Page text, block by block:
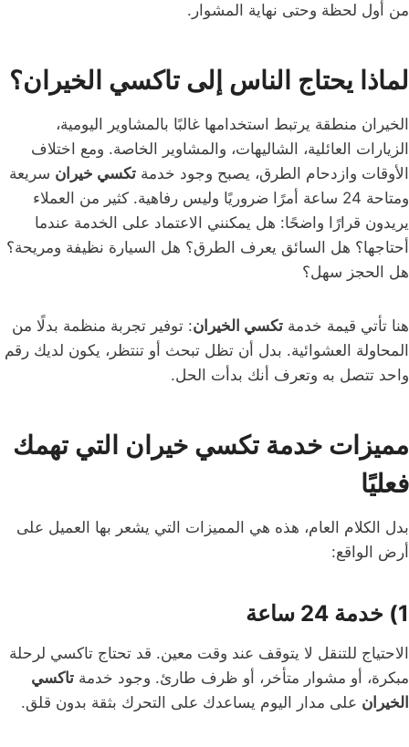
من أول لحظة وحتى نهاية المشوار.
لماذا يحتاج الناس إلى تاكسي الخيران؟
الخيران منطقة يرتبط استخدامها غالبًا بالمشاوير اليومية،
الزيارات العائلية، الشاليهات، والمشاوير الخاصة. ومع اختلاف
الأوقات وازدحام الطرق، يصبح وجود خدمة تكسي خيران سريعة
ومتاحة 24 ساعة أمرًا ضروريًا وليس رفاهية. كثير من العملاء
يريدون قرارًا واضحًا: هل يمكنني الاعتماد على الخدمة عندما
أحتاجها؟ هل السائق يعرف الطرق؟ هل السيارة نظيفة ومريحة؟
هل الحجز سهل؟
هنا تأتي قيمة خدمة تكسي الخيران: توفير تجربة منظمة بدلًا من
المحاولة العشوائية. بدل أن تظل تبحث أو تنتظر، يكون لديك رقم
واحد تتصل به وتعرف أنك بدأت الحل.
مميزات خدمة تكسي خيران التي تهمك
فعليًا
بدل الكلام العام، هذه هي المميزات التي يشعر بها العميل على
أرض الواقع:
1) خدمة 24 ساعة
الاحتياج للتنقل لا يتوقف عند وقت معين. قد تحتاج تاكسي لرحلة
مبكرة، أو مشوار متأخر، أو ظرف طارئ. وجود خدمة تاكسي
الخيران على مدار اليوم يساعدك على التحرك بثقة بدون قلق.